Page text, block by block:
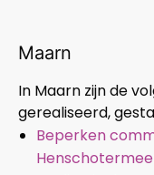
Maarn
In Maarn zijn de
gerealiseerd,
Beperken